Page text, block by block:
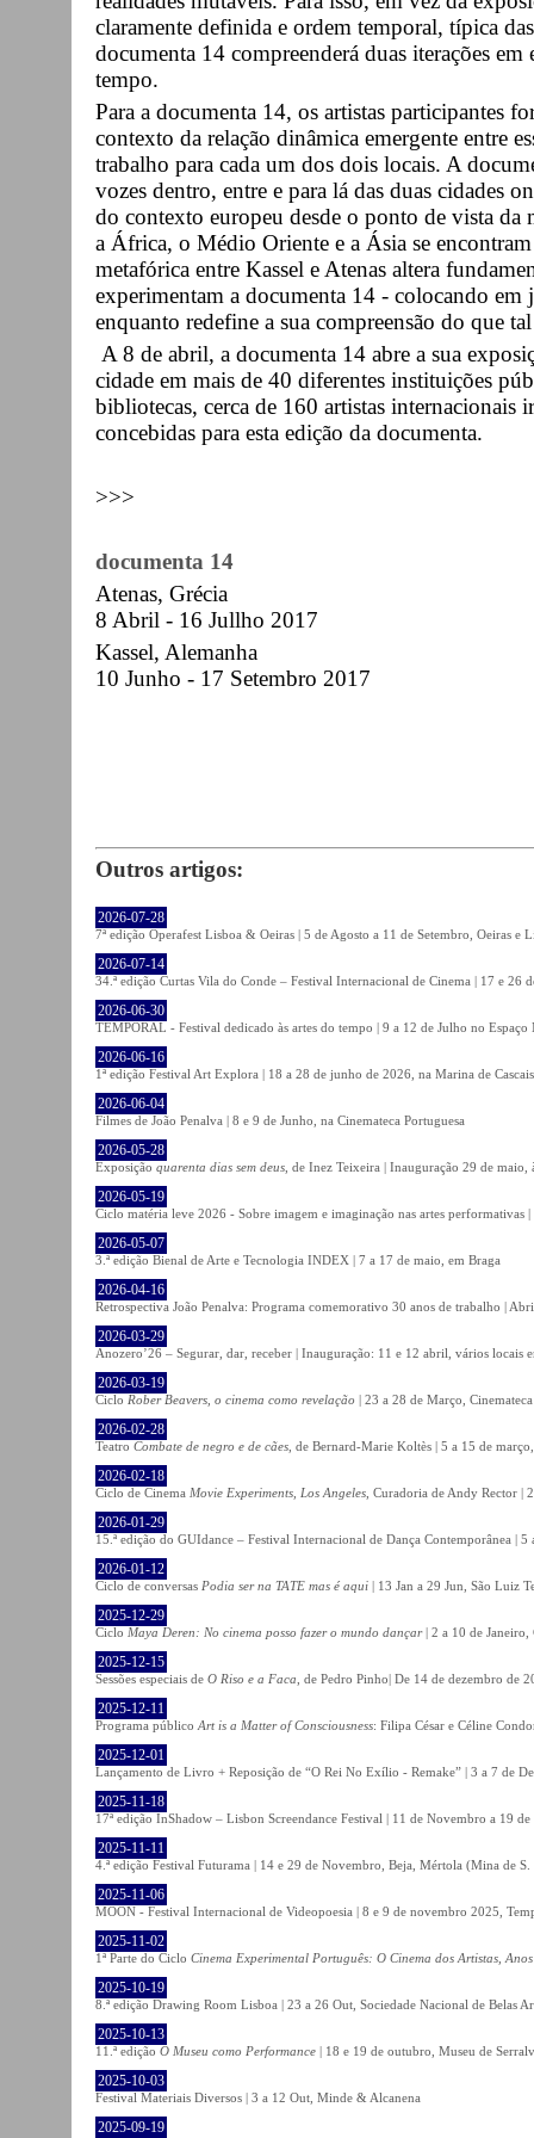
claramente definida e ordem temporal, típica
documenta 14 compreenderá duas iterações
tempo.
Para a documenta 14, os artistas participantes
contexto da relação dinâmica emergente entre
trabalho para cada um dos dois locais. A
vozes dentro, entre e para lá das duas cidades
do contexto europeu desde o ponto de vista da
a África, o Médio Oriente e a Ásia se
metafórica entre Kassel e Atenas altera
experimentam a documenta 14 - colocando em
enquanto redefine a sua compreensão do que
A 8 de abril, a documenta 14 abre a sua
cidade em mais de 40 diferentes instituições
bibliotecas, cerca de 160 artistas internacionais
concebidas para esta edição da documenta.
>>>
documenta 14
Atenas, Grécia
8 Abril - 16 Jullho 2017
Kassel, Alemanha
10 Junho - 17 Setembro 2017
Outros artigos:
2026-07-28
7ª edição Operafest Lisboa & Oeiras | 5 de Agosto a 11 de Setembro, Oeiras e
2026-07-14
34.ª edição Curtas Vila do Conde – Festival Internacional de Cinema | 17 e 26
2026-06-30
TEMPORAL - Festival dedicado às artes do tempo | 9 a 12 de Julho no
2026-06-16
1ª edição Festival Art Explora | 18 a 28 de junho de 2026, na Marina de Cascais
2026-06-04
Filmes de João Penalva | 8 e 9 de Junho, na Cinemateca Portuguesa
2026-05-28
Exposição quarenta dias sem deus , de Inez Teixeira | Inauguração 29 de
2026-05-19
Ciclo matéria leve 2026 - Sobre imagem e imaginação nas artes
2026-05-07
3.ª edição Bienal de Arte e Tecnologia INDEX | 7 a 17 de maio, em Braga
2026-04-16
Retrospectiva João Penalva: Programa comemorativo 30 anos de trabalho |
2026-03-29
Anozero’26 – Segurar, dar, receber | Inauguração: 11 e 12 abril, vários locais
2026-03-19
Ciclo Rober Beavers, o cinema como revelação | 23 a 28 de Março,
2026-02-28
Teatro Combate de negro e de cães , de Bernard-Marie Koltès | 5 a 15 de
2026-02-18
Ciclo de Cinema Movie Experiments, Los Angeles , Curadoria de Andy Rector
2026-01-29
15.ª edição do GUIdance – Festival Internacional de Dança Contemporânea |
2026-01-12
Ciclo de conversas Podia ser na TATE mas é aqui | 13 Jan a 29 Jun, São Luiz
2025-12-29
Ciclo Maya Deren: No cinema posso fazer o mundo dançar| 2 a 10 de Janeiro,
2025-12-15
Sessões especiais de O Riso e a Faca , de Pedro Pinho| De 14 de dezembro de
2025-12-11
Programa público Art is a Matter of Consciousness: Filipa César e Céline
2025-12-01
Lançamento de Livro + Reposição de “O Rei No Exílio - Remake” | 3 a 7 de
2025-11-18
17ª edição InShadow – Lisbon Screendance Festival | 11 de Novembro a 19
2025-11-11
4.ª edição Festival Futurama | 14 e 29 de Novembro, Beja, Mértola (Mina de
2025-11-06
MOON - Festival Internacional de Videopoesia | 8 e 9 de novembro 2025,
2025-11-02
1ª Parte do Ciclo Cinema Experimental Português: O Cinema dos Artistas,
2025-10-19
8.ª edição Drawing Room Lisboa | 23 a 26 Out, Sociedade Nacional de Belas
2025-10-13
11.ª edição O Museu como Performance | 18 e 19 de outubro, Museu de
2025-10-03
Festival Materiais Diversos | 3 a 12 Out, Minde & Alcanena
2025-09-19